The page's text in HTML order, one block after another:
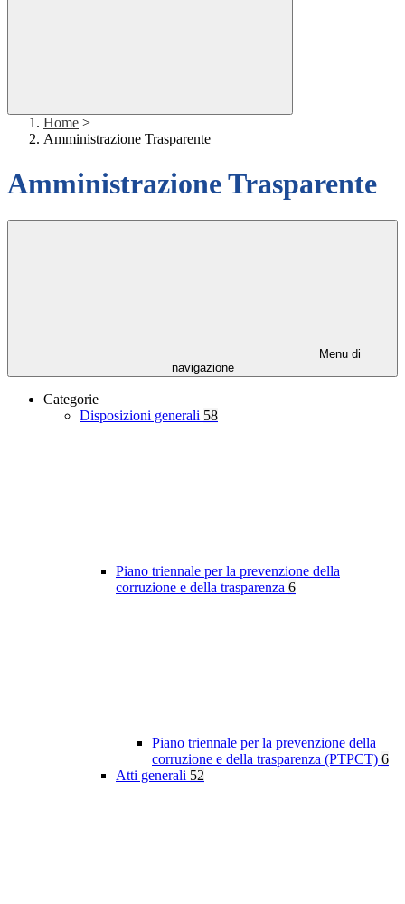
Home >
Amministrazione Trasparente
Amministrazione Trasparente
Menu di
navigazione
Categorie
Disposizioni generali 58
Piano triennale per la prevenzione della
corruzione e della trasparenza 6
Piano triennale per la prevenzione della
corruzione e della trasparenza (PTPCT) 6
Atti generali 52